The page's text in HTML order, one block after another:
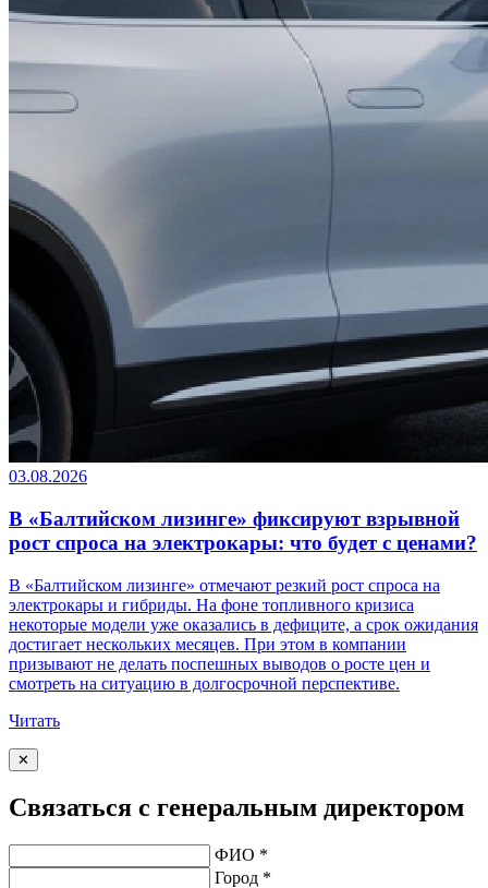
03.08.2026
В «Балтийском лизинге» фиксируют взрывной
рост спроса на электрокары: что будет с ценами?
В «Балтийском лизинге» отмечают резкий рост спроса на
электрокары и гибриды. На фоне топливного кризиса
некоторые модели уже оказались в дефиците, а срок ожидания
достигает нескольких месяцев. При этом в компании
призывают не делать поспешных выводов о росте цен и
смотреть на ситуацию в долгосрочной перспективе.
Читать
✕
Связаться с генеральным директором
ФИО *
Город *